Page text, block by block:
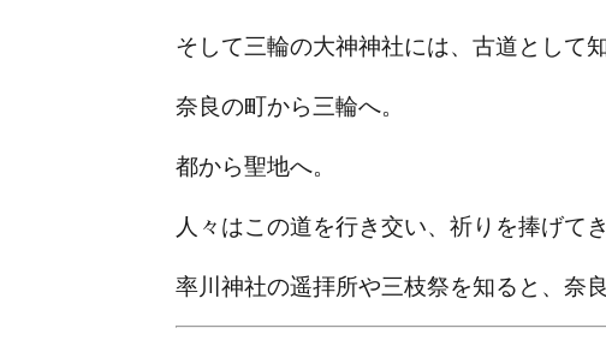
そして三輪の大神神社には、古道として
奈良の町から三輪へ。
都から聖地へ。
人々はこの道を行き交い、祈りを捧げて
率川神社の遥拝所や三枝祭を知ると、奈